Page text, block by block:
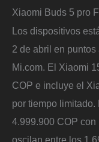
Xiaomi Buds 5 pro
Los dispositivos
2 de abril en
Mi.com. El Xiaomi
COP e incluye el
por tiempo
4.999.900 COP
oscilan entre los